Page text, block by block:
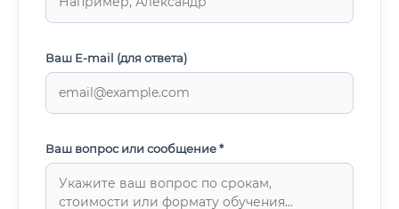
Ваш E-mail (для ответа)
Ваш вопрос или сообщение *